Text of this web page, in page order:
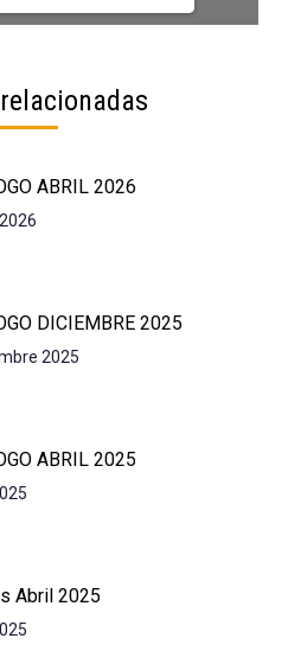
ABRIL 2026
DICIEMBRE 2025
2025
ABRIL 2025
Abril 2025